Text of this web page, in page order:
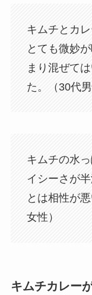
キムチとカ
とても微妙
まり混ぜて
た。（30代男
キムチの水
イシーさが
とは相性が
女性）
キムチカレー